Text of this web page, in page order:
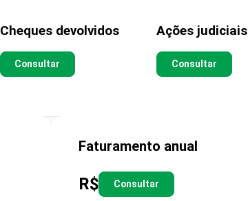
Cheques devolvidos
Consultar
Ações judiciais
Consultar
Faturamento anual
R$ Consultar